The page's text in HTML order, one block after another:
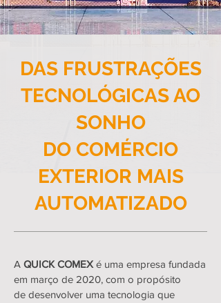
DAS FRUSTRAÇÕES
TECNOLÓGICAS AO
SONHO
DO COMÉRCIO
EXTERIOR MAIS
AUTOMATIZADO
A QUICK COMEX é uma empresa fundada
em março de 2020, com o propósito
de desenvolver uma tecnologia que